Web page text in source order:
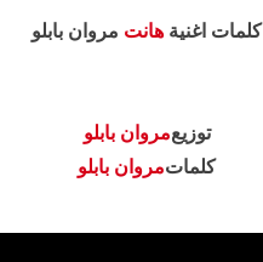
كلمات اغنية هانت مروان بابلو
توزيعمروان بابلو
كلماتمروان بابلو